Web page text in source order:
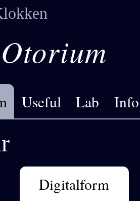
Useful Lab Info
Digitalform